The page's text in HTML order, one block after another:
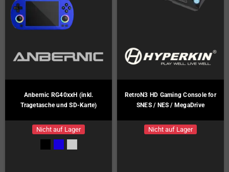
Anbernic RG40xxH (inkl.
Tragetasche und SD-Karte)
Nicht auf Lager
RetroN3 HD Gaming Console for
SNES / NES / MegaDrive
Nicht auf Lager